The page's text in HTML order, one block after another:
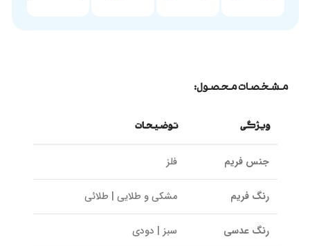
مشخصات محصول:
ویژگی توضیحات
جنس فریم فلز
رنگ فریم مشکی و طلایی | طلائی
رنگ عدسی سبز | دودی